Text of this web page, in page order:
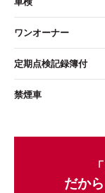
ワンオーナー
定期点検記録簿付
禁煙車
だか